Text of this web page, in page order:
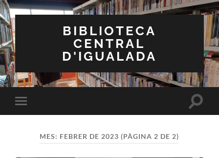
BIBLIOTECA
CENTRAL
D'IGUALADA
Toggle
mobile
Toggle
MES: FEBRER DE 2023 (PÀGINA 2 DE 2)